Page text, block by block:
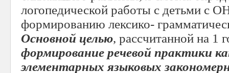
логопедической работы с детьми с
формированию лексико-
Основной целью, рассчитанной на 1
формирование речевой практики
элементарных языковых